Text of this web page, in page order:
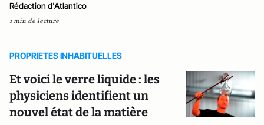
Rédaction d'Atlantico
1 min de lecture
PROPRIETES INHABITUELLES
Et voici le verre liquide : les
physiciens identifient un
nouvel état de la matière